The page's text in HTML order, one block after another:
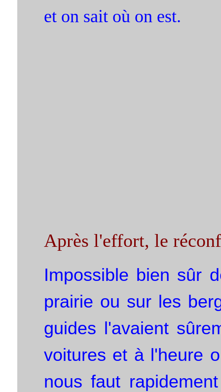
et on sait où on est.
Après l'effort, le
Impossible bien sûr
prairie ou sur les
guides l'avaient
voitures et à l'heure
nous faut